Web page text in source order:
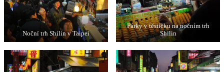
Noční trh Shilin v Taipei
Párky v těstíčku na nočním trh
Shilin